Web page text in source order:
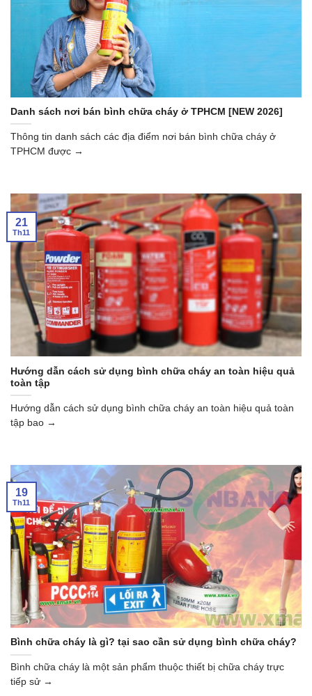
Danh sách nơi bán bình chữa cháy ở TPHCM [NEW 2026]
Thông tin danh sách các địa điểm nơi bán bình chữa cháy ở
TPHCM được →
Hướng dẫn cách sử dụng bình chữa cháy an toàn hiệu quả
toàn tập
Hướng dẫn cách sử dụng bình chữa cháy an toàn hiệu quả toàn
tập bao →
21
Th11
Bình chữa cháy là gì? tại sao cần sử dụng bình chữa cháy?
Bình chữa cháy là một sản phẩm thuộc thiết bị chữa cháy trực
tiếp sử →
19
Th11